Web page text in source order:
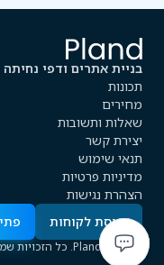
בניית אתרים ודפי נחיתה יפים,
תכונות
מחירים
שאלות ותשובות
יצירת קשר
תנאי שימוש
מדיניות פרטיות
הצהרת נגישות
כניסת לקוחות
2026 © Pland. כל הזכויות שמורות.